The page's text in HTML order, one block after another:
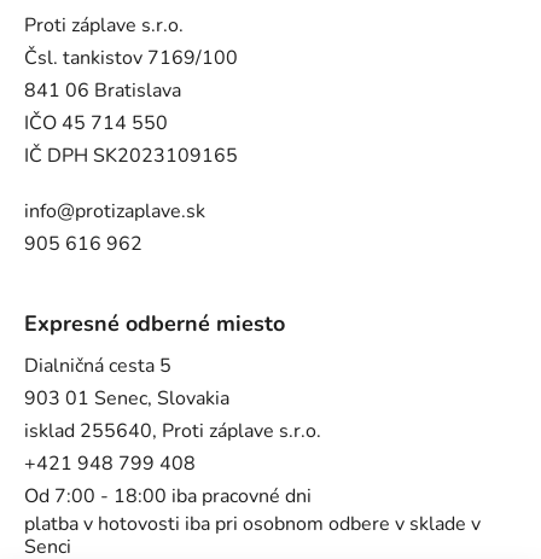
Proti záplave s.r.o.
Čsl. tankistov 7169/100
841 06 Bratislava
IČO 45 714 550
IČ DPH SK2023109165
info@protizaplave.sk
905 616 962
Expresné odberné miesto
Dialničná cesta 5
903 01 Senec, Slovakia
isklad 255640, Proti záplave s.r.o.
+421 948 799 408
Od 7:00 - 18:00 iba pracovné dni
platba v hotovosti iba pri osobnom odbere v sklade v
Senci